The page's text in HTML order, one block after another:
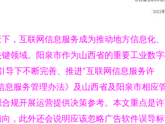
，互联网信息服务成为推动地方信息化
领域。阳泉市作为山西省的重要工业数
导下不断完善、推进“互联网信息服务许
息服务管理办法》及山西省及阳泉市相应
规开展运营提供决策参考。本文重点是
，此外还会说明应该忽略广告软件误导